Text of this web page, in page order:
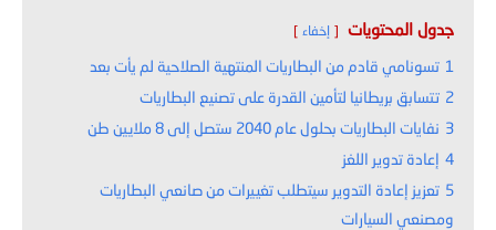
جدول المحتويات إخفاء
1 تسونامي قادم من البطاريات المنتهية الصلاحية لم يأت بعد
2 تتسابق بريطانيا لتأمين القدرة على تصنيع البطاريات
3 نفايات البطاريات بحلول عام 2040 ستصل إلى 8 ملايين طن
4 إعادة تدوير اللغز
5 تعزيز إعادة التدوير سيتطلب تغييرات من صانعي البطاريات
ومصنعي السيارات